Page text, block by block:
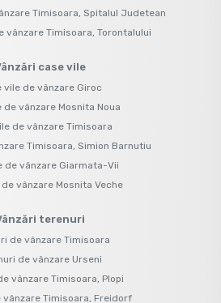
Timisoara, Spitalul Judetean
vânzare Timisoara, Torontalului
case vile
vile de vânzare Giroc
de vânzare Mosnita Noua
de vânzare Timisoara
Timisoara, Simion Barnutiu
de vânzare Giarmata-Vii
vânzare Mosnita Veche
terenuri
de vânzare Timisoara
de vânzare Urseni
vânzare Timisoara, Plopi
vânzare Timisoara, Freidorf